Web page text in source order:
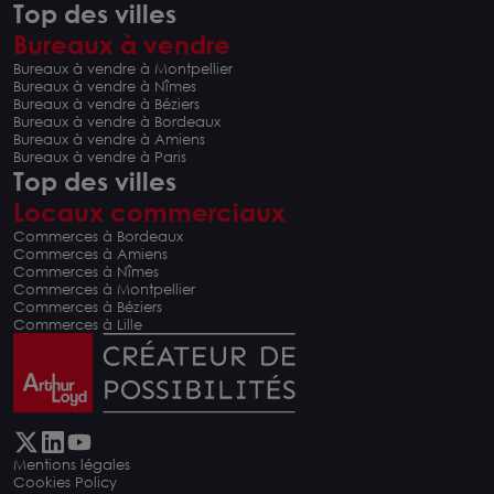
Top des villes
Bureaux à vendre
Bureaux à vendre à Montpellier
Bureaux à vendre à Nîmes
Bureaux à vendre à Béziers
Bureaux à vendre à Bordeaux
Bureaux à vendre à Amiens
Bureaux à vendre à Paris
Top des villes
Locaux commerciaux
Commerces à Bordeaux
Commerces à Amiens
Commerces à Nîmes
Commerces à Montpellier
Commerces à Béziers
Commerces à Lille
Mentions légales
Cookies Policy